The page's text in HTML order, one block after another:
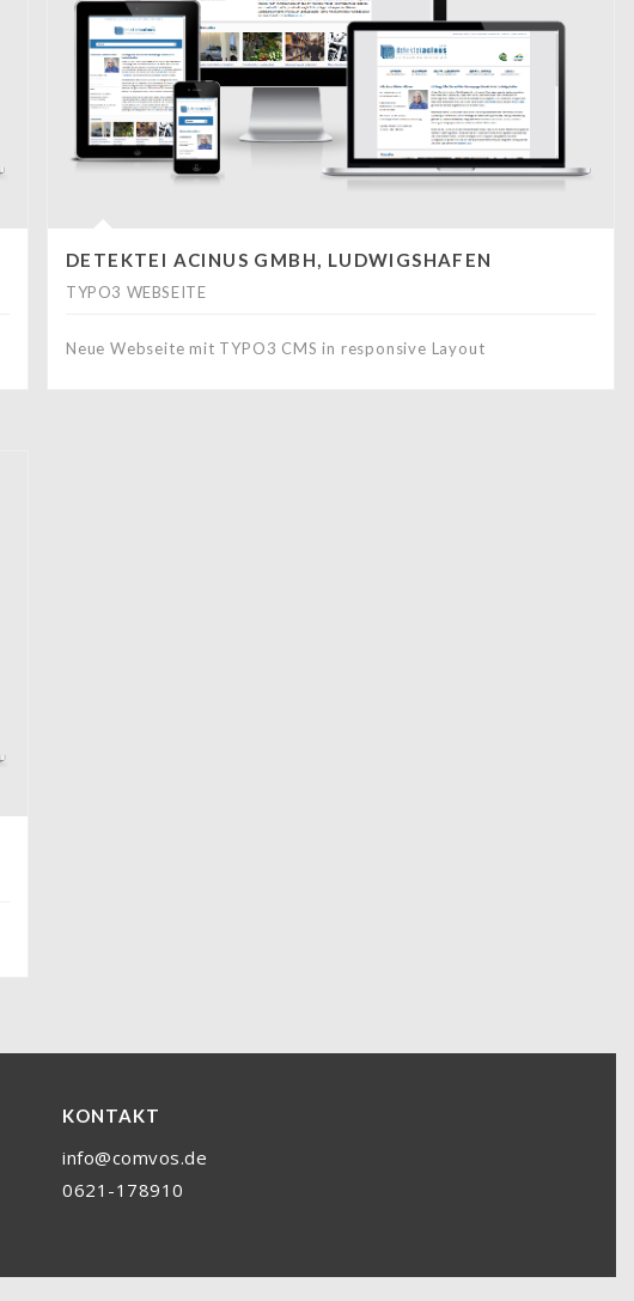
DETEKTEI ACINUS GMBH, LUDWIGSHAFEN
TYPO3 WEBSEITE
Neue Webseite mit TYPO3 CMS in responsive Layout
KONTAKT
info@comvos.de
0621-178910